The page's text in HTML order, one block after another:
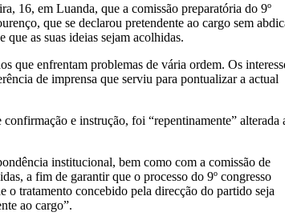
16, em Luanda, que a comissão preparatória do 9º
que se declarou pretendente ao cargo sem
as suas ideias sejam acolhidas.
que enfrentam problemas de vária ordem. Os
de imprensa que serviu para pontualizar a actual
e instrução, foi “repentinamente” alterada
institucional, bem como com a comissão de
a fim de garantir que o processo do 9º congresso
tratamento concebido pela direcção do partido seja
ao cargo”.